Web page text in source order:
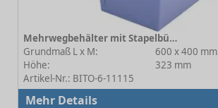
Mehrwegbehälter mit Stapelbügel MB-SB C0402-0028
Grundmaß L x M:
600 x 400 mm
Höhe:
323 mm
Artikel-Nr.: BITO-6-11115
Mehr Details